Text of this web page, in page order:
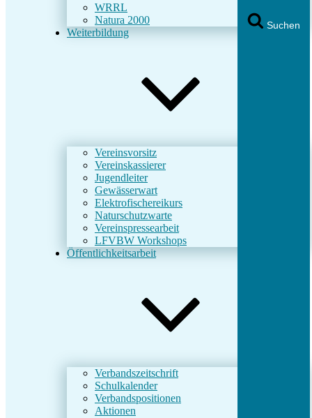
WRRL
Natura 2000
Weiterbildung
Vereinsvorsitz
Vereinskassierer
Jugendleiter
Gewässerwart
Elektrofischereikurs
Naturschutzwarte
Vereinspressearbeit
LFVBW Workshops
Öffentlichkeitsarbeit
Verbandszeitschrift
Schulkalender
Verbandspositionen
Aktionen
Suchen